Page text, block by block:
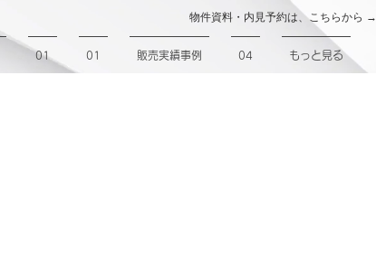
物件資料・内見予約は、こちらから →
01 01 販売実績事例 04 もっと見る